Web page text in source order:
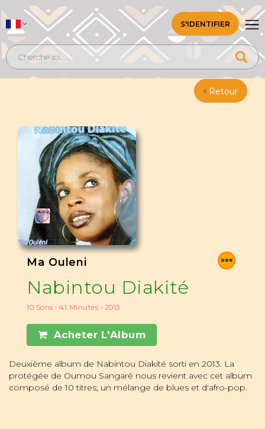
S'IDENTIFIER
Retour
Ma Ouleni
Nabintou Diakité
10 Sons • 41 Minutes • 2013
Acheter L'Album
Deuxième album de Nabintou Diakité sorti en 2013. La
protégée de Oumou Sangaré nous revient avec cet album
composé de 10 titres; un mélange de blues et d'afro-pop.